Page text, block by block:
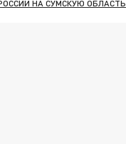
НА СУМСКУЮ ОБЛАСТЬ